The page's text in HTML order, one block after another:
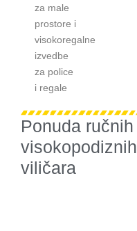
za male
prostore i
visokoregalne
izvedbe
za police
i regale
Ponuda ručnih
visokopodiznih
viličara